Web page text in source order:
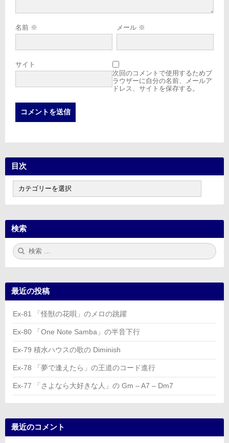
名前 ※ メール ※
サイト
次回のコメントで使用するためブ
ラウザーに自分の名前、メールア
ドレス、サイトを保存する。
目次
次
検索
検
索:
最近の投稿
Ex-81 「怪獣の花唄」のメロの跳躍
Ex-80 「One Note Samba」の半音下行
Ex-79 積水ハウスの歌の Diminish
Ex-78 「夢で逢えたら」の王道のコード進行
Ex-77 「さよなら大好きな人」の Gm – A7 – Dm7
最近のコメント